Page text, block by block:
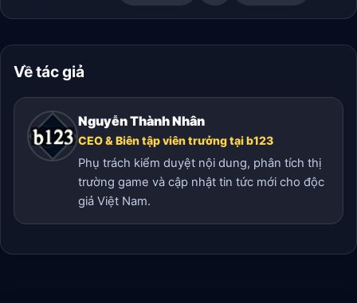
Về tác giả
Nguyễn Thành Nhân
CEO & Biên tập viên trưởng tại b123
Phụ trách kiểm duyệt nội dung, phân tích thị
trường game và cập nhật tin tức mới cho độc
giả Việt Nam.